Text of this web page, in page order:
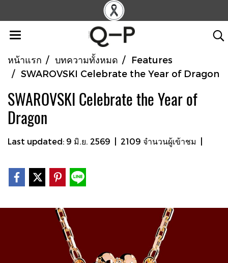
หน้าแรก บทความทั้งหมด
Features
SWAROVSKI Celebrate the Year of Dragon
SWAROVSKI Celebrate the Year of
Dragon
Last updated: 9 มิ.ย. 2569 2109 จำนวนผู้เข้าชม